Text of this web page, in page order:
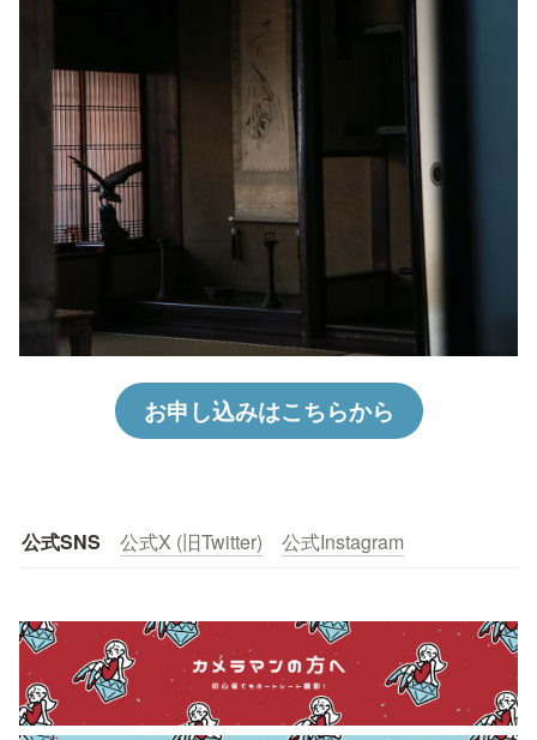
お申し込みはこちらから
公式SNS 公式X (旧Twitter) 公式Instagram